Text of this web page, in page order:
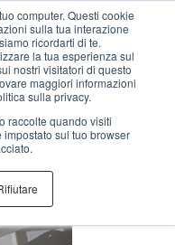
computer. Questi cookie
sulla tua interazione
ricordarti di te.
la tua esperienza sul
nostri visitatori di questo
maggiori informazioni
sulla privacy.
raccolte quando visiti
sul tuo browser